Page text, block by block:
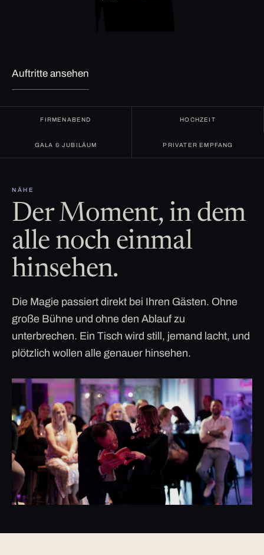
Auftritte ansehen
FIRMENABEND HOCHZEIT
GALA & JUBILÄUM PRIVATER EMPFANG
NÄHE
Der Moment, in dem
alle noch einmal
hinsehen.
Die Magie passiert direkt bei Ihren Gästen. Ohne
große Bühne und ohne den Ablauf zu
unterbrechen. Ein Tisch wird still, jemand lacht, und
plötzlich wollen alle genauer hinsehen.